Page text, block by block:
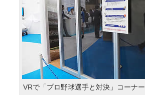
VRで「プロ野球選手と対決」コーナー